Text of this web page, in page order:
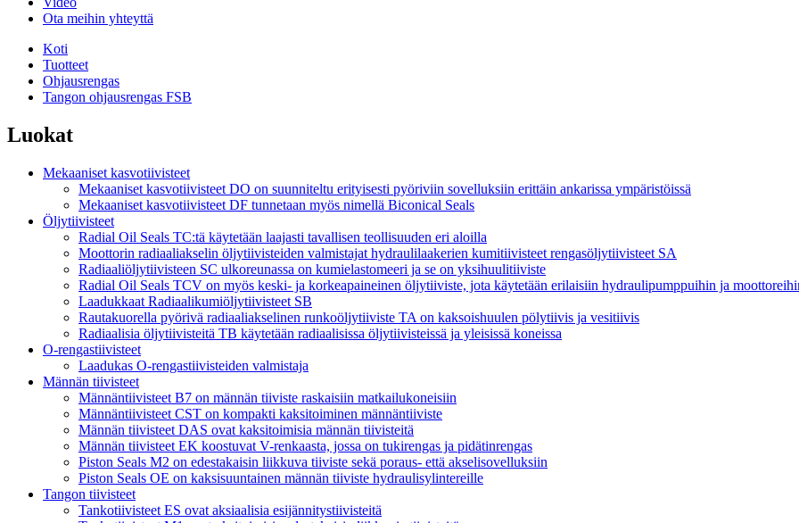
Ota meihin yhteyttä
Koti
Tuotteet
Ohjausrengas
Tangon ohjausrengas FSB
Luokat
Mekaaniset kasvotiivisteet
Mekaaniset kasvotiivisteet DO on suunniteltu erityisesti pyöriviin sovelluksiin erittäin ankarissa ympäristöissä
Mekaaniset kasvotiivisteet DF tunnetaan myös nimellä Biconical Seals
Öljytiivisteet
Radial Oil Seals TC:tä käytetään laajasti tavallisen teollisuuden eri aloilla
Moottorin radiaaliakselin öljytiivisteiden valmistajat hydraulilaakerien kumitiivisteet rengasöljytiivisteet SA
Radiaaliöljytiivisteen SC ulkoreunassa on kumielastomeeri ja se on yksihuulitiiviste
Radial Oil Seals TCV on myös keski- ja korkeapaineinen öljytiiviste, jota käytetään erilaisiin hydraulipumppuihin ja
Laadukkaat Radiaalikumiöljytiivisteet SB
Rautakuorella pyörivä radiaaliakselinen runkoöljytiiviste TA on kaksoishuulen pölytiivis ja vesitiivis
Radiaalisia öljytiivisteitä TB käytetään radiaalisissa öljytiivisteissä ja yleisissä koneissa
O-rengastiivisteet
Laadukas O-rengastiivisteiden valmistaja
Männän tiivisteet
Männäntiivisteet B7 on männän tiiviste raskaisiin matkailukoneisiin
Männäntiivisteet CST on kompakti kaksitoiminen männäntiiviste
Männän tiivisteet DAS ovat kaksitoimisia männän tiivisteitä
Männän tiivisteet EK koostuvat V-renkaasta, jossa on tukirengas ja pidätinrengas
Piston Seals M2 on edestakaisin liikkuva tiiviste sekä poraus- että akselisovelluksiin
Piston Seals OE on kaksisuuntainen männän tiiviste hydraulisylintereille
Tangon tiivisteet
Tankotiivisteet ES ovat aksiaalisia esijännitystiivisteitä